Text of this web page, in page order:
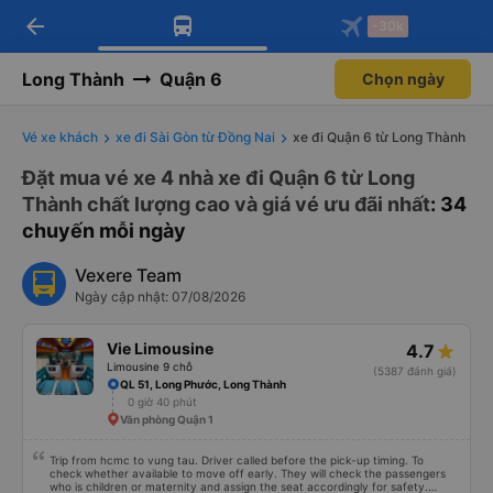
Tải app Vexere ngay!
Nhận ưu đãi thành viên độc
Mở app
Tải app Vexere
-30k/ghế khi đặt vé máy bay qua
Mở app
arrow_back -30k
Long Thành Quận 6 Chọn ngày
Vé xe khách xe đi Sài Gòn từ Đồng Nai xe đi Quận 6 từ Long Thành
Đặt mua vé xe 4 nhà xe đi Quận 6 từ Long
Thành chất lượng cao và giá vé ưu đãi nhất: 34
chuyến mỗi ngày
Vexere Team
Ngày cập nhật: 07/08/2026
Vie Limousine
Limousine 9 chỗ
4.7
(5387 đánh giá)
QL 51, Long Phước, Long Thành
0 giờ 40 phút
Văn phòng Quận 1
Trip from hcmc to vung tau. Driver called before the pick-up timing. To
check whether available to move off early. They will check the passengers
who is children or maternity and assign the seat accordingly for safety.